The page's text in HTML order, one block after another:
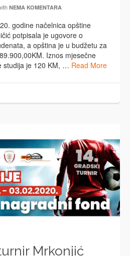
NEMA KOMENTARA
godine načelnica opštine
potpisala je ugovore o
a opština je u budžetu za
Iznos mjesečne
studija je 120 KM, … Read More
Mrkonjić